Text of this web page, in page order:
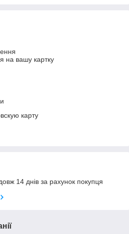
на вашу картку
карту
14 днів за рахунок покупця